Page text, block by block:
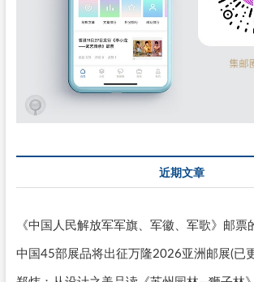
近期文章
《中国人民解放军军旗、军徽、军歌》邮票
中国45部展品将出征万隆2026亚洲邮展(已